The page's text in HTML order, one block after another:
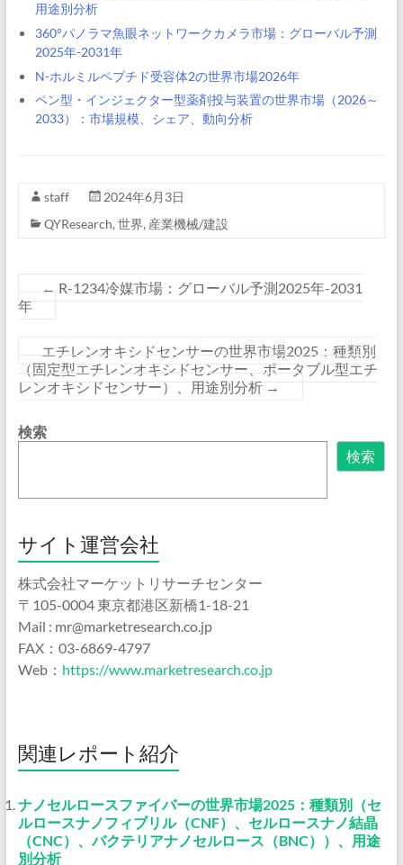
用途別分析
360°パノラマ魚眼ネットワークカメラ市場：グローバル予測
2025年-2031年
N-ホルミルペプチド受容体2の世界市場2026年
ペン型・インジェクター型薬剤投与装置の世界市場（2026～
2033）：市場規模、シェア、動向分析
staff
2024年6月3日
QYResearch, 世界, 産業機械/建設
← R-1234冷媒市場：グローバル予測2025年-2031
年
エチレンオキシドセンサーの世界市場2025：種類別
（固定型エチレンオキシドセンサー、ポータブル型エチ
レンオキシドセンサー）、用途別分析 →
検索
検索
サイト運営会社
株式会社マーケットリサーチセンター
〒105-0004 東京都港区新橋1-18-21
Mail : mr@marketresearch.co.jp
FAX：03-6869-4797
Web： https://www.marketresearch.co.jp
関連レポート紹介
ナノセルロースファイバーの世界市場2025：種類別（セ
ルロースナノフィブリル（CNF）、セルロースナノ結晶
（CNC）、バクテリアナノセルロース（BNC））、用途
別分析